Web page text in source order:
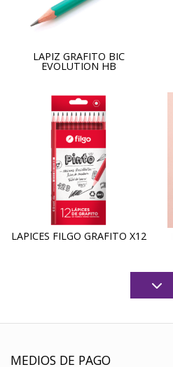
LAPIZ GRAFITO BIC
EVOLUTION HB
LAPICES FILGO GRAFITO X12
MEDIOS DE PAGO